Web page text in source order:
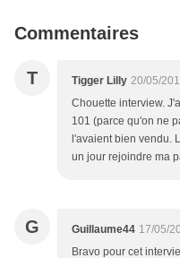
Commentaires
T Tigger Lilly 20/05/
Chouette interview.
101 (parce qu'on ne
l'avaient bien vendu.
un jour rejoindre ma
G Guillaume44 17/05/
Bravo pour cet